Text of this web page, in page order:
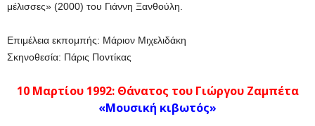
μέλισσες» (2000) του Γιάννη Ξανθούλη.
Επιμέλεια εκπομπής: Μάριον Μιχελιδάκη
Σκηνοθεσία: Πάρις Ποντίκας
10 Μαρτίου 1992: Θάνατος του Γιώργου Ζαμπέτα
«Μουσική κιβωτός»